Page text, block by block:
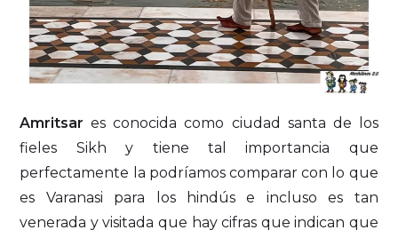
Amritsar es conocida como ciudad santa de los
fieles Sikh y tiene tal importancia que
perfectamente la podríamos comparar con lo que
es Varanasi para los hindús e incluso es tan
venerada y visitada que hay cifras que indican que